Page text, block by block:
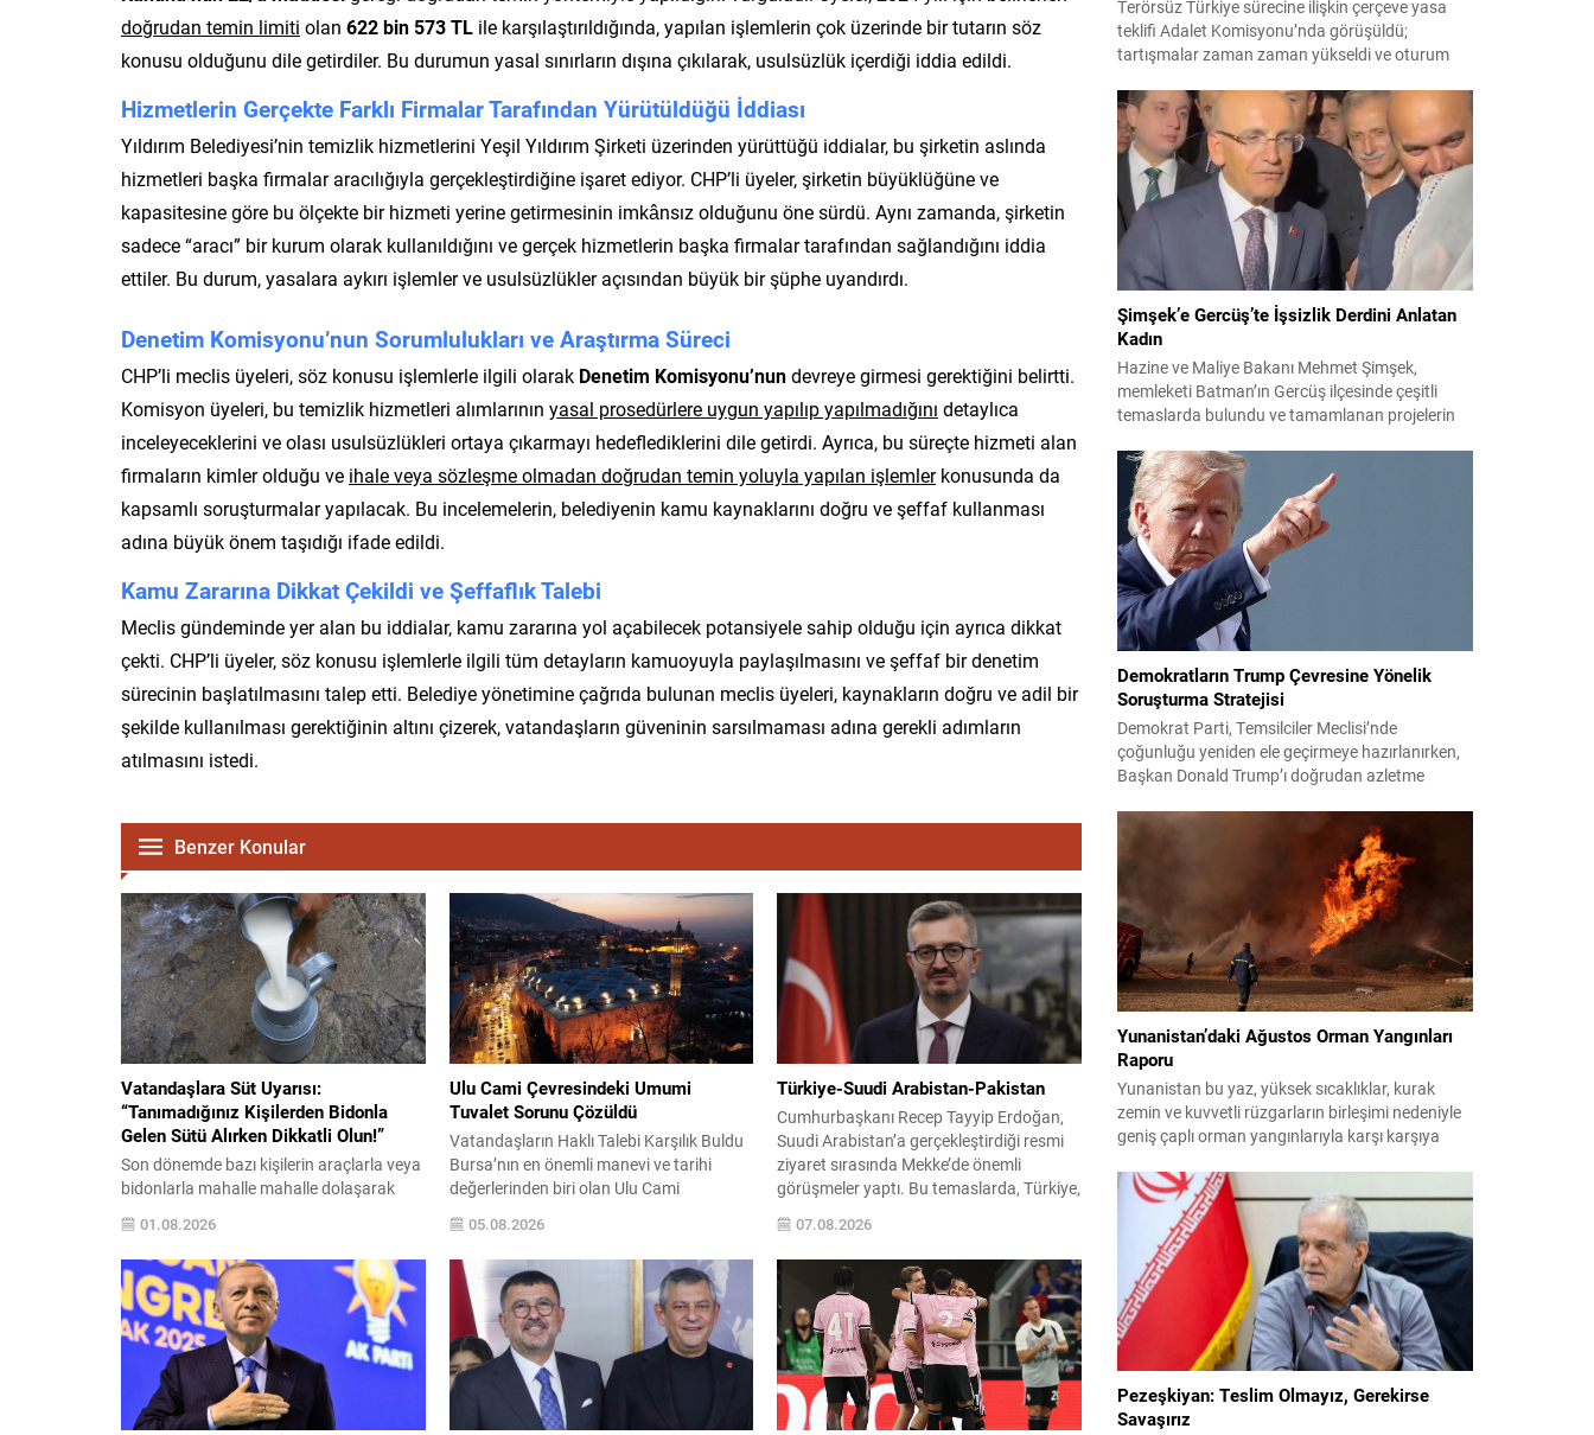
doğrudan temin limiti olan 622 bin 573 TL ile karşılaştırıldığında, yapılan işlemlerin çok üzerinde bir tutarın söz
konusu olduğunu dile getirdiler. Bu durumun yasal sınırların dışına çıkılarak, usulsüzlük içerdiği iddia edildi.
Hizmetlerin Gerçekte Farklı Firmalar Tarafından Yürütüldüğü İddiası
Yıldırım Belediyesi’nin temizlik hizmetlerini Yeşil Yıldırım Şirketi üzerinden yürüttüğü iddialar, bu şirketin aslında
hizmetleri başka firmalar aracılığıyla gerçekleştirdiğine işaret ediyor. CHP’li üyeler, şirketin büyüklüğüne ve
kapasitesine göre bu ölçekte bir hizmeti yerine getirmesinin imkânsız olduğunu öne sürdü. Aynı zamanda, şirketin
sadece “aracı” bir kurum olarak kullanıldığını ve gerçek hizmetlerin başka firmalar tarafından sağlandığını iddia
ettiler. Bu durum, yasalara aykırı işlemler ve usulsüzlükler açısından büyük bir şüphe uyandırdı.
Denetim Komisyonu’nun Sorumlulukları ve Araştırma Süreci
CHP’li meclis üyeleri, söz konusu işlemlerle ilgili olarak Denetim Komisyonu’nundevreye girmesi gerektiğini belirtti.
Komisyon üyeleri, bu temizlik hizmetleri alımlarının yasal prosedürlere uygun yapılıp yapılmadığını detaylıca
inceleyeceklerini ve olası usulsüzlükleri ortaya çıkarmayı hedeflediklerini dile getirdi. Ayrıca, bu süreçte hizmeti alan
firmaların kimler olduğu ve ihale veya sözleşme olmadan doğrudan temin yoluyla yapılan işlemlerkonusunda da
kapsamlı soruşturmalar yapılacak. Bu incelemelerin, belediyenin kamu kaynaklarını doğru ve şeffaf kullanması
adına büyük önem taşıdığı ifade edildi.
Kamu Zararına Dikkat Çekildi ve Şeffaflık Talebi
Meclis gündeminde yer alan bu iddialar, kamu zararına yol açabilecek potansiyele sahip olduğu için ayrıca dikkat
çekti. CHP’li üyeler, söz konusu işlemlerle ilgili tüm detayların kamuoyuyla paylaşılmasını ve şeffaf bir denetim
sürecinin başlatılmasını talep etti. Belediye yönetimine çağrıda bulunan meclis üyeleri, kaynakların doğru ve adil bir
şekilde kullanılması gerektiğinin altını çizerek, vatandaşların güveninin sarsılmaması adına gerekli adımların
atılmasını istedi.
Benzer Konular
Vatandaşlara Süt Uyarısı:
“Tanımadığınız Kişilerden Bidonla
Gelen Sütü Alırken Dikkatli Olun!”
Son dönemde bazı kişilerin araçlarla veya
bidonlarla mahalle mahalle dolaşarak
vatandaşlara kaynağı ve üretim koşulları
belli olmayan süt sattığı yönündeki
iddialar, gıda güvenliği konusundaki
endişeleri yeniden gündeme getirdi.
Vatandaşlara önemli bir uyarı yapılarak,
özellikle tanınmayan kişilerden alınan açık
sütlerde dikkatli olunması gerektiği
belirtildi. Üretim yeri, hayvan sağlığı,
saklama koşulları ve...
01.08.2026
Ulu Cami Çevresindeki Umumi
Tuvalet Sorunu Çözüldü
Vatandaşların Haklı Talebi Karşılık Buldu
Bursa’nın en önemli manevi ve tarihi
değerlerinden biri olan Ulu Cami
çevresinde bulunan umumi tuvaletlerin
yatsı namazı sonrasında kapalı tutulması
nedeniyle yaşanan mağduriyet,
kamuoyunda geniş yankı uyandırmasının
ardından çözüme kavuştu. Vatandaşların
ve şehri ziyaret eden yerli ile yabancı
misafirlerin uzun süredir dile getirdiği
sorun, basının...
05.08.2026
Türkiye-Suudi Arabistan-Pakistan
Cumhurbaşkanı Recep Tayyip Erdoğan,
Suudi Arabistan’a gerçekleştirdiği resmi
ziyaret sırasında Mekke’de önemli
görüşmeler yaptı. Bu temaslarda, Türkiye,
Suudi Arabistan ve Pakistan arasında
savunma alanında yeni bir iş birliği
çerçevesi oluşturuldu. Ziyaretin en somut
çıktısı, üç ülkenin imza attığı Mekke Ortak
Savunma Anlaşması oldu. Anlaşma;
ortak güvenlik yaklaşımıyla bölgesel
barış, istikrar...
07.08.2026
Terörsüz Türkiye sürecine ilişkin çerçeve yasa
teklifi Adalet Komisyonu’nda görüşüldü;
tartışmalar zaman zaman yükseldi ve oturum
çalışmalarında kimi milletvekilleri arasında sözlü
gerilim yaşandı, daha sonra fiziksel arbede çıktı.
Görüşme sırasında İyi Parti ile MHP milletvekilleri
arasında söz düellosu başladı; taraflar birbirlerini
sert ifadelerle eleştirdi. Tartışma...
Şimşek’e Gercüş’te İşsizlik Derdini Anlatan
Kadın
Hazine ve Maliye Bakanı Mehmet Şimşek,
memleketi Batman’ın Gercüş ilçesinde çeşitli
temaslarda bulundu ve tamamlanan projelerin
sakinleriyle sohbet ettiği esnada bir yaşlı kadının
çocuklarının işsizliğine dair yakınmasını dinledi.
Kadının dertlerini Kürtçe olarak doğrudan Bakan
Şimşek’e aktarması, orada bulunanların ilgisini
çekti. Şimşek ise samimi bir...
Demokratların Trump Çevresine Yönelik
Soruşturma Stratejisi
Demokrat Parti, Temsilciler Meclisi’nde
çoğunluğu yeniden ele geçirmeye hazırlanırken,
Başkan Donald Trump’ı doğrudan azletme
hedef alan kapsamlı soruşturmalar yürütmeyi
planlıyor. Parti yöneticileri ve komisyon
danışmanları, şirketler, yükleniciler ve finans
kuruluşları üzerinden belge ve tanıklık toplama
yöntemlerini değerlendiriyor. Demokratlar, Beyaz
Saray’la doğrudan çatışmaya...
Yunanistan’daki Ağustos Orman Yangınları
Raporu
Yunanistan bu yaz, yüksek sıcaklıklar, kurak
zemin ve kuvvetli rüzgarların birleşimi nedeniyle
geniş çaplı orman yangınlarıyla karşı karşıya
yerleşim birimleri tahliye edildi ve geniş orman
alanları yok oldu. 31 Temmuz’da Attiki’nin batısı
ile Voiotia’da başlayan yangınlar yoğun
müdahale sonucu birkaç gün süren çabalarla...
Pezeşkiyan: Teslim Olmayız, Gerekirse
Savaşırız